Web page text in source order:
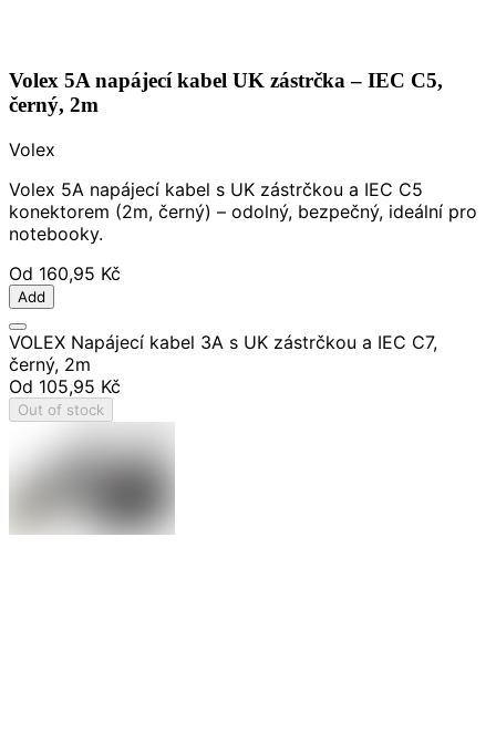
Volex 5A napájecí kabel UK zástrčka – IEC C5,
černý, 2m
Volex
Volex 5A napájecí kabel s UK zástrčkou a IEC C5
konektorem (2m, černý) – odolný, bezpečný, ideální pro
notebooky.
Od 160,95 Kč
Add
VOLEX Napájecí kabel 3A s UK zástrčkou a IEC C7,
černý, 2m
Od 105,95 Kč
Out of stock